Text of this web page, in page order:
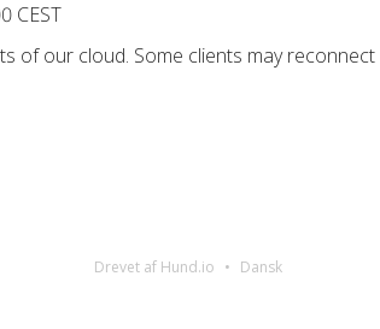
CEST
of our cloud. Some clients may
Drevet af Hund.io Dansk